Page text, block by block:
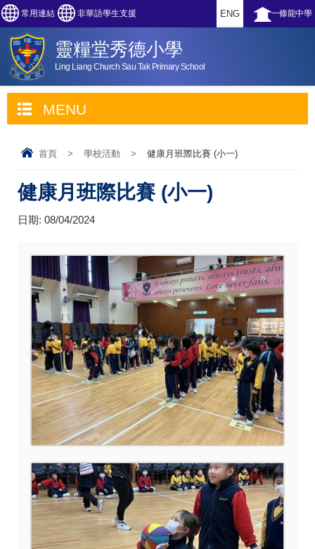
常用連結 非華語學生支援 一條龍中學
ENG
靈糧堂秀德小學
Ling Liang Church Sau Tak Primary School
MENU
首頁 > 學校活動 > 健康月班際比賽 (小一)
健康月班際比賽 (小一)
日期: 08/04/2024